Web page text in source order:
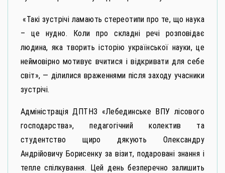
«Такі зустрічі ламають стереотипи про те, що наука
– це нудно. Коли про складні речі розповідає
людина, яка творить історію української науки, це
неймовірно мотивує вчитися і відкривати для себе
світ», — ділилися враженнями після заходу учасники
зустрічі.
Адміністрація ДПТНЗ «Лебединське ВПУ лісового
господарства», педагогічний колектив та
студентство щиро дякують Олександру
Андрійовичу Борисенку за візит, подаровані знання і
тепле спілкування. Цей день безперечно залишить